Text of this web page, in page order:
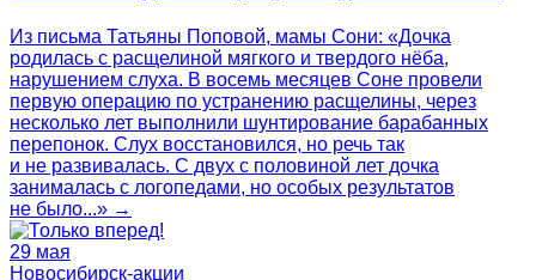
Из письма Татьяны Поповой, мамы Сони: «Дочка
родилась с расщелиной мягкого и твердого нёба,
нарушением слуха. В восемь месяцев Соне провели
первую операцию по устранению расщелины, через
несколько лет выполнили шунтирование барабанных
перепонок. Слух восстановился, но речь так
и не развивалась. С двух с половиной лет дочка
занималась с логопедами, но особых результатов
не было...» →
29 мая
Новосибирск-акции